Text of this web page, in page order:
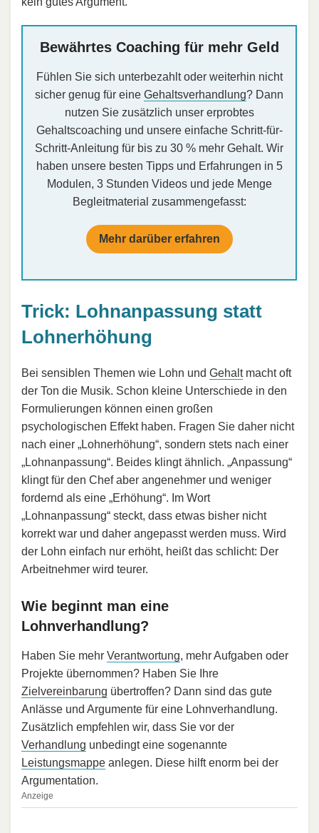
Bewährtes Coaching für mehr Geld
Fühlen Sie sich unterbezahlt oder weiterhin nicht
sicher genug für eine Gehaltsverhandlung? Dann
nutzen Sie zusätzlich unser erprobtes
Gehaltscoaching und unsere einfache Schritt-für-
Schritt-Anleitung für bis zu 30 % mehr Gehalt. Wir
haben unsere besten Tipps und Erfahrungen in 5
Modulen, 3 Stunden Videos und jede Menge
Begleitmaterial zusammengefasst:
Mehr darüber erfahren
Trick: Lohnanpassung statt
Lohnerhöhung
Bei sensiblen Themen wie Lohn und Gehaltmacht oft
der Ton die Musik. Schon kleine Unterschiede in den
Formulierungen können einen großen
psychologischen Effekt haben. Fragen Sie daher nicht
nach einer „Lohnerhöhung“, sondern stets nach einer
„Lohnanpassung“. Beides klingt ähnlich. „Anpassung“
klingt für den Chef aber angenehmer und weniger
fordernd als eine „Erhöhung“. Im Wort
„Lohnanpassung“ steckt, dass etwas bisher nicht
korrekt war und daher angepasst werden muss. Wird
der Lohn einfach nur erhöht, heißt das schlicht: Der
Arbeitnehmer wird teurer.
Wie beginnt man eine
Lohnverhandlung?
Haben Sie mehr Verantwortung, mehr Aufgaben oder
Projekte übernommen? Haben Sie Ihre
Zielvereinbarung übertroffen? Dann sind das gute
Anlässe und Argumente für eine Lohnverhandlung.
Zusätzlich empfehlen wir, dass Sie vor der
Verhandlung unbedingt eine sogenannte
Leistungsmappe anlegen. Diese hilft enorm bei der
Argumentation.
Anzeige